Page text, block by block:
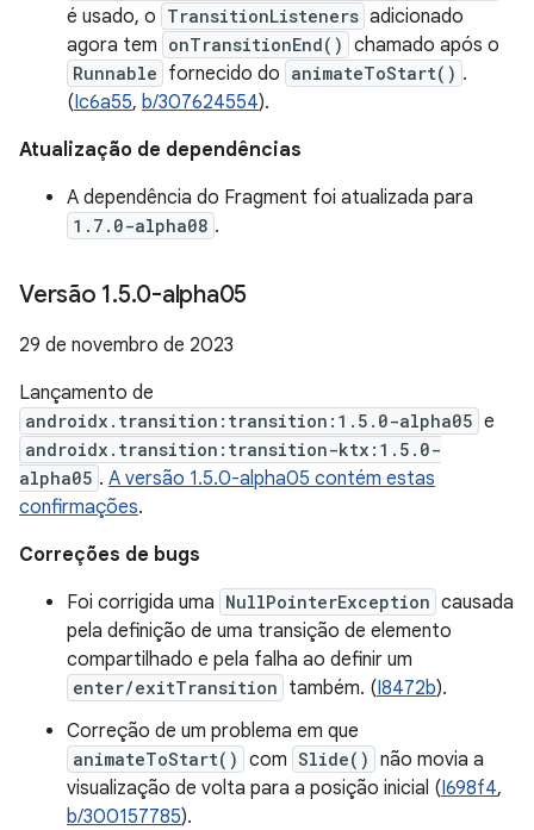
é usado, o TransitionListeners adicionado
agora tem onTransitionEnd() chamado após o
Runnable fornecido do animateToStart() .
(Ic6a55, b/307624554).
Atualização de dependências
A dependência do Fragment foi atualizada para
1.7.0-alpha08 .
Versão 1.5.0-alpha05
29 de novembro de 2023
Lançamento de
androidx.transition:transition:1.5.0-alpha05 e
androidx.transition:transition-ktx:1.5.0-
alpha05 . A versão 1.5.0-alpha05 contém estas
confirmações.
Correções de bugs
Foi corrigida uma NullPointerException causada
pela definição de uma transição de elemento
compartilhado e pela falha ao definir um
enter/exitTransition também. (I8472b).
Correção de um problema em que
animateToStart() com Slide() não movia a
visualização de volta para a posição inicial (I698f4,
b/300157785).